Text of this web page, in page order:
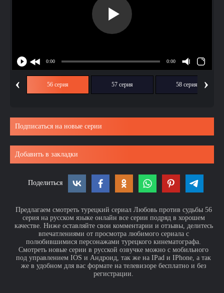
‹ 56 серия 57 серия 58 серия ›
Подписаться на новые серии
Добавить в закладки
Поделиться
Предлагаем смотреть турецкий сериал Любовь против судьбы 56
серия на русском языке онлайн все серии подряд в хорошем
качестве. Ниже оставляйте свои комментарии и отзывы, делитесь
впечатлениями от просмотра любимого сериала с
полюбившимися персонажами турецкого кинематографа.
Смотреть новые серии в русской озвучке можно с мобильного
под управлением IOS и Андроид, так же на IPad и IPhone, а так
же в удобном для вас формате на телевизоре бесплатно и без
регистрации.